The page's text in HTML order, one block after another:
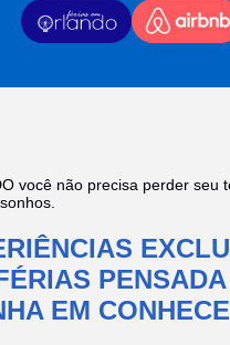
você não precisa perder seu
EM